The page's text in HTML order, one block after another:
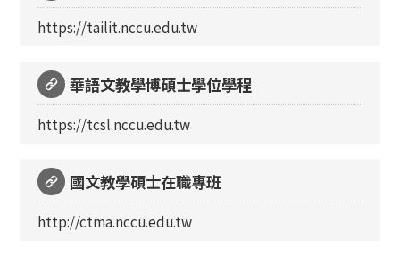
https://tailit.nccu.edu.tw
華語文教學博碩士學位學程
https://tcsl.nccu.edu.tw
國文教學碩士在職專班
http://ctma.nccu.edu.tw